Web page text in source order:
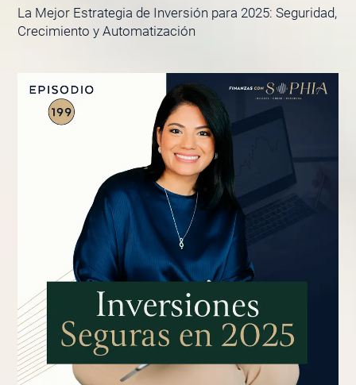
La Mejor Estrategia de Inversión para 2025: Seguridad,
Crecimiento y Automatización